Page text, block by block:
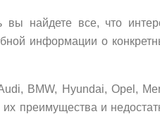
найдете все, что
информации о
BMW, Hyundai, Opel,
преимущества и